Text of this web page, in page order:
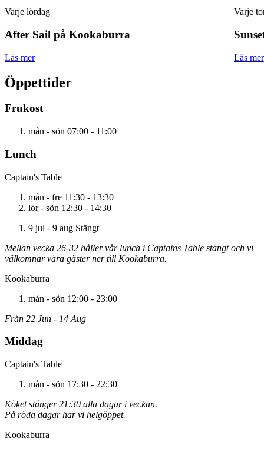
Varje lördag
After Sail på Kookaburra
Läs mer
Varje
Läs mer
Öppettider
Frukost
mån - sön 07:00 - 11:00
Lunch
Captain's Table
mån - fre 11:30 - 13:30
lör - sön 12:30 - 14:30
9 jul - 9 aug Stängt
Mellan vecka 26-32 håller vår lunch i Captains Table stängt och vi
välkomnar våra gäster ner till Kookaburra.
Kookaburra
mån - sön 12:00 - 23:00
Från 22 Jun - 14 Aug
Middag
Captain's Table
mån - sön 17:30 - 22:30
Köket stänger 21:30 alla dagar i veckan.
På röda dagar har vi helgöppet.
Kookaburra